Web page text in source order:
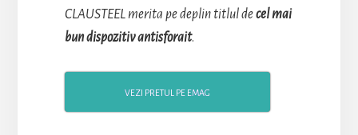
CLAUSTEEL merita pe deplin titlul decel mai
bun dispozitiv antisforait.
VEZI PRETUL PE EMAG